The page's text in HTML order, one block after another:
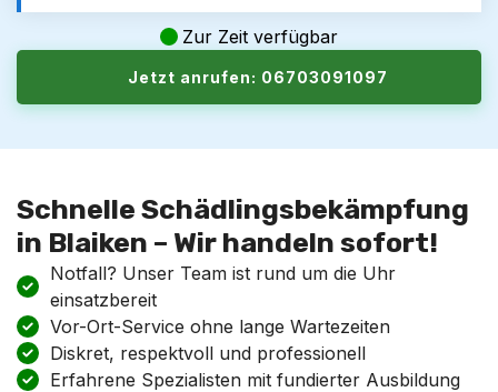
Zur Zeit verfügbar
Jetzt anrufen: 06703091097
Schnelle Schädlingsbekämpfung
in Blaiken – Wir handeln sofort!
Notfall? Unser Team ist rund um die Uhr
einsatzbereit
Vor-Ort-Service ohne lange Wartezeiten
Diskret, respektvoll und professionell
Erfahrene Spezialisten mit fundierter Ausbildung